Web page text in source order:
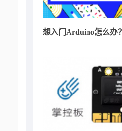
想入门Arduino怎么办？